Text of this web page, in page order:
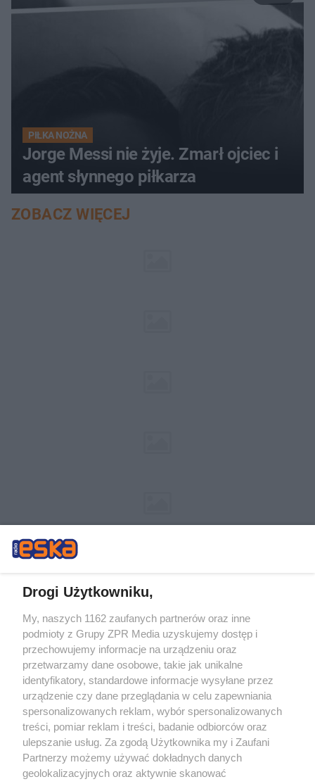
PIŁKA NOŻNA
Jorge Messi nie żyje. Zmarł ojciec i
agent słynnego piłkarza
ZOBACZ WIĘCEJ
Żaden utwór zamieszczony w serwisie nie może być powielany i
rozpowszechniany lub dalej rozpowszechniany w jakikolwiek sposób (w
tym także elektroniczny lub mechaniczny) na jakimkolwiek polu
eksploatacji w jakiejkolwiek formie, włącznie z umieszczaniem w Internecie
bez pisemnej zgody właściciela praw. Jakiekolwiek użycie lub
wykorzystanie utworów w całości lub w części z naruszeniem prawa, tzn.
bez właściwej zgody, jest zabronione pod groźbą kary i może być ścigane
prawnie.
Drogi Użytkowniku,
My, naszych 1162 zaufanych partnerów oraz inne
podmioty z Grupy ZPR Media uzyskujemy dostęp i
przechowujemy informacje na urządzeniu oraz
przetwarzamy dane osobowe, takie jak unikalne
identyfikatory, standardowe informacje wysyłane przez
urządzenie czy dane przeglądania w celu zapewniania
spersonalizowanych reklam, wybór spersonalizowanych
treści, pomiar reklam i treści, badanie odbiorców oraz
ulepszanie usług. Za zgodą Użytkownika my i Zaufani
Partnerzy możemy używać dokładnych danych
geolokalizacyjnych oraz aktywnie skanować